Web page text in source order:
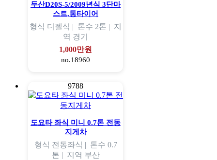
두산D20S-5/2009년식 3단마
스트,통타이어
형식 디젤식 | 톤수 2톤 | 지
역 경기
1,000만원
no.18960
9788
도요타 좌식 미니 0.7톤 전동
지게차
형식 전동좌식 | 톤수 0.7
톤 | 지역 부산